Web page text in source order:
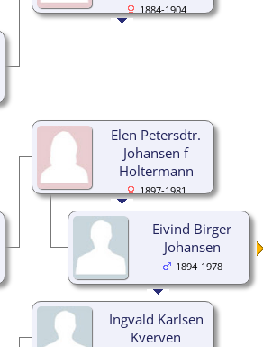
1884-1904
Elen Petersdtr.
Johansen f
Holtermann
1897-1981
Eivind Birger
Johansen
1894-1978
Ingvald Karlsen
Kverven